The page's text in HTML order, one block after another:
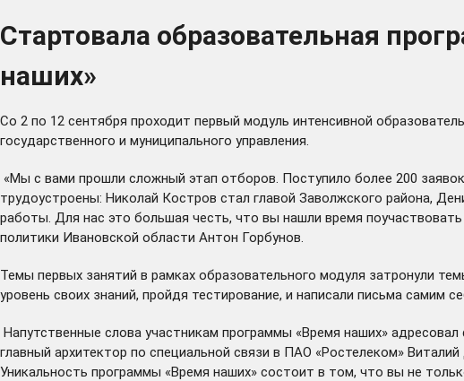
Стартовала образовательная
наших»
Со 2 по 12 сентября проходит первый модуль интенсивной
государственного и муниципального управления.
«Мы с вами прошли сложный этап отборов. Поступило более 200
трудоустроены: Николай Костров стал главой Заволжского района,
работы. Для нас это большая честь, что вы нашли время
политики Ивановской области Антон Горбунов.
Темы первых занятий в рамках образовательного модуля затронули
уровень своих знаний, пройдя тестирование, и написали письма самим
Напутственные слова участникам программы «Время наших»
главный архитектор по специальной связи в ПАО «Ростелеком»
Уникальность программы «Время наших» состоит в том, что вы не